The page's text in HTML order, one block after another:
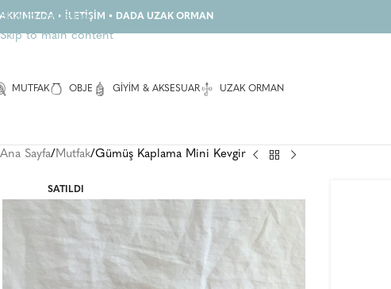
Skip to navigation
Skip to main content
• İLETİŞİM • DADA UZAK ORMAN
MUTFAK OBJE GIYIM & AKSESUAR UZAK ORMAN
Ana Sayfa Mutfak Gümüş Kaplama Mini Kevgir
SATILDI